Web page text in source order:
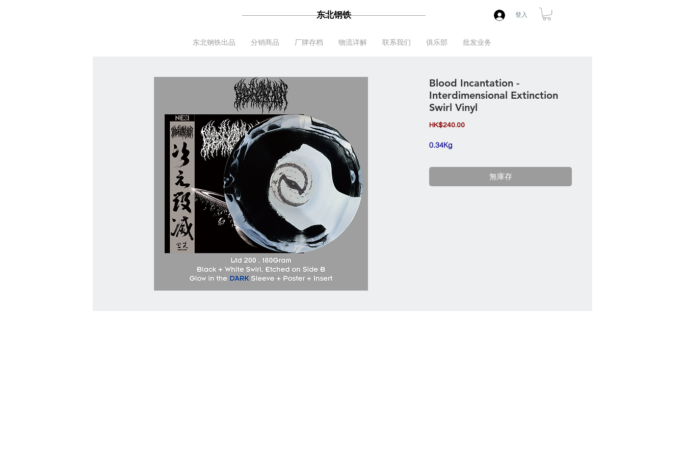
东北钢铁 登入
东北钢铁出品 分销商品 厂牌存档 物流详解 联系我们 俱乐部 批发业务
Blood Incantation -
Interdimensional Extinction
Swirl Vinyl
HK$240.00價
0.34Kg
無庫存